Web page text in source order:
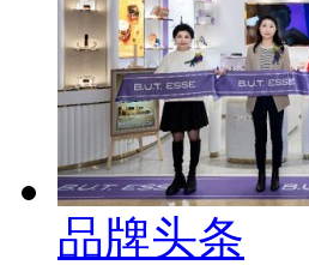
品牌头条